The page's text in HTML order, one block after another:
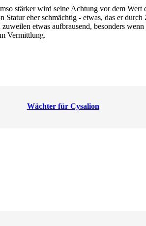
stärker wird seine Achtung vor dem
eher schmächtig - etwas, das er
etwas aufbrausend, besonders
Vermittlung.
Wächter für Cysalion